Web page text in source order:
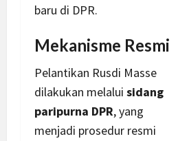
baru di DPR.
Mekanisme Resmi
Pelantikan Rusdi Masse
dilakukan melalui sidang
paripurna DPR, yang
menjadi prosedur resmi